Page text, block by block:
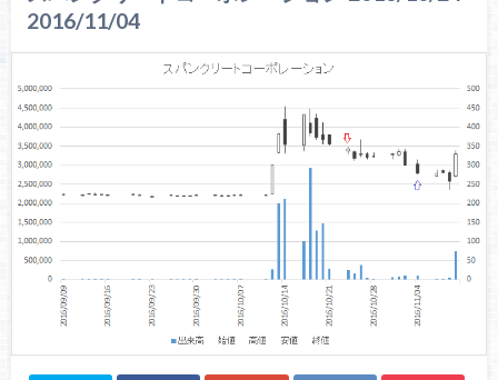
2016/11/04